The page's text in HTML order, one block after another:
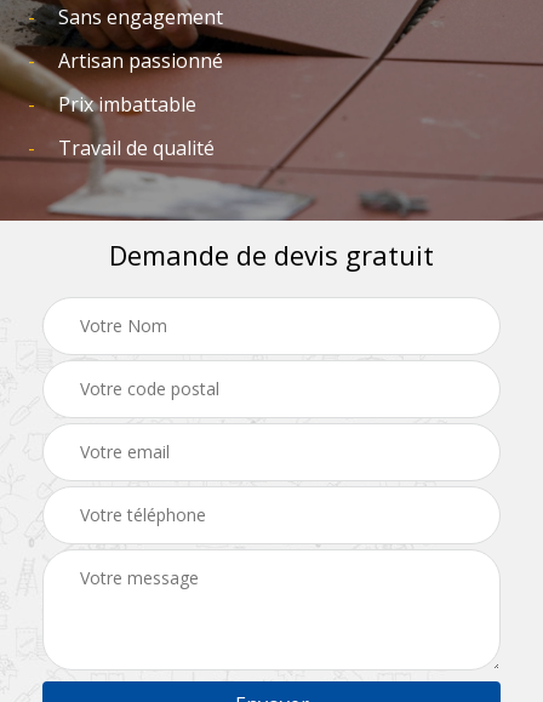
Sans engagement
Artisan passionné
Prix imbattable
Travail de qualité
Demande de devis gratuit